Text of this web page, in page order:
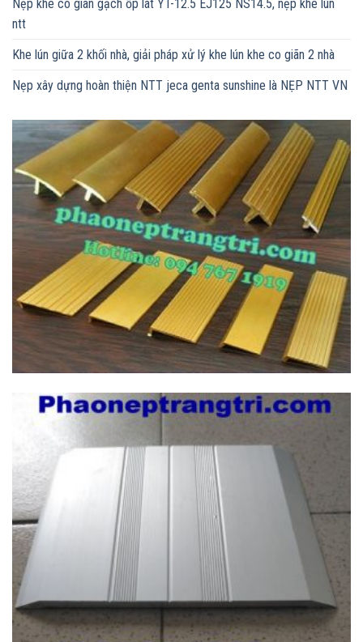
Nẹp khe co giãn gạch ốp lát YT-12.5 EJ125 NS14.5, nẹp khe lún
ntt
Khe lún giữa 2 khối nhà, giải pháp xử lý khe lún khe co giãn 2 nhà
Nẹp xây dựng hoàn thiện NTT jeca genta sunshine là NẸP NTT VN